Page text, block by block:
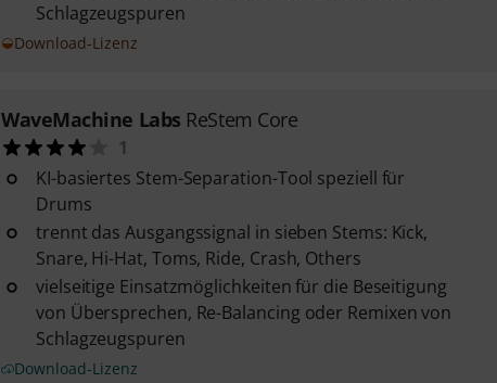
Schlagzeugspuren
Download-Lizenz
WaveMachine Labs ReStem Core
1
KI-basiertes Stem-Separation-Tool speziell für
Drums
trennt das Ausgangssignal in sieben Stems: Kick,
Snare, Hi-Hat, Toms, Ride, Crash, Others
vielseitige Einsatzmöglichkeiten für die Beseitigung
von Übersprechen, Re-Balancing oder Remixen von
Schlagzeugspuren
Download-Lizenz